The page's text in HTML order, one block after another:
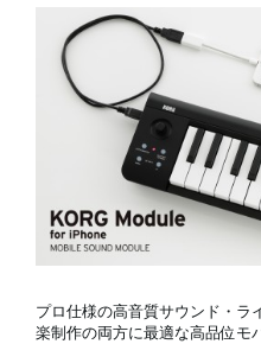
Store Locator
Location
Social Media
About KORG
プロ仕様の高音質サウンド・ラ
楽制作の両方に最適な高品位モ